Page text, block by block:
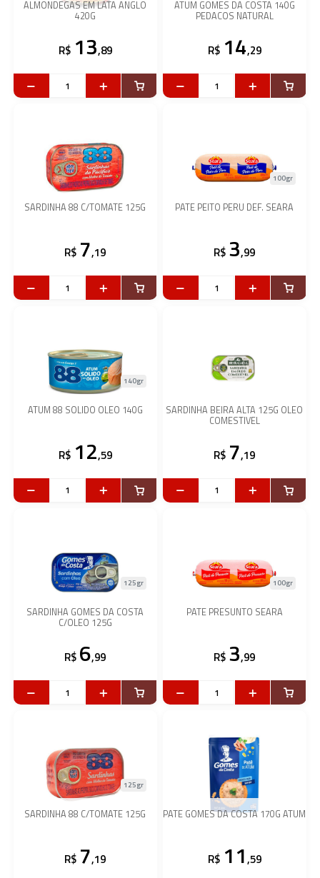
ALMONDEGAS EM LATA ANGLO
420G
R$ 13,89
ATUM GOMES DA COSTA 140G
PEDACOS NATURAL
R$ 14,29
SARDINHA 88 C/TOMATE 125G
R$ 7,19
PATE PEITO PERU DEF. SEARA
100gr
R$ 3,99
ATUM 88 SOLIDO OLEO 140G
140gr
R$ 12,59
SARDINHA BEIRA ALTA 125G OLEO
COMESTIVEL
R$ 7,19
SARDINHA GOMES DA COSTA
C/OLEO 125G
125gr
R$ 6,99
PATE PRESUNTO SEARA
100gr
R$ 3,99
SARDINHA 88 C/TOMATE 125G
125gr
R$ 7,19
PATE GOMES DA COSTA 170G ATUM
R$ 11,59